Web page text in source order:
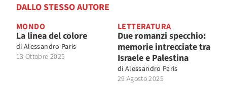
DALLO STESSO AUTORE
MONDO
La linea del colore
di Alessandro Paris
13 Ottobre 2025
LETTERATURA
Due romanzi specchio:
memorie intrecciate tra
Israele e Palestina
di Alessandro Paris
29 Agosto 2025